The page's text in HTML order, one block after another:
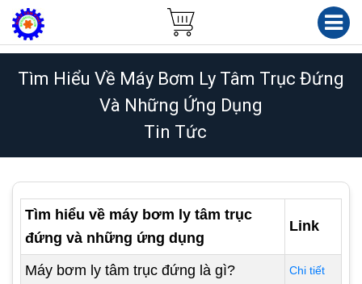
Tìm Hiểu Về Máy Bơm Ly Tâm Trục Đứng
Và Những Ứng Dụng
Tin Tức
Tìm hiểu về máy bơm ly tâm trục
đứng và những ứng dụng
Link
Máy bơm ly tâm trục đứng là gì? Chi tiết